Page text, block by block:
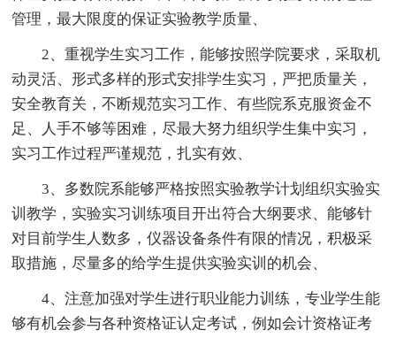
管理，最大限度的保证实验教学质量、
2、重视学生实习工作，能够按照学院要求，采取机
动灵活、形式多样的形式安排学生实习，严把质量关，
安全教育关，不断规范实习工作、有些院系克服资金不
足、人手不够等困难，尽最大努力组织学生集中实习，
实习工作过程严谨规范，扎实有效、
3、多数院系能够严格按照实验教学计划组织实验实
训教学，实验实习训练项目开出符合大纲要求、能够针
对目前学生人数多，仪器设备条件有限的情况，积极采
取措施，尽量多的给学生提供实验实训的机会、
4、注意加强对学生进行职业能力训练，专业学生能
够有机会参与各种资格证认定考试，例如会计资格证考